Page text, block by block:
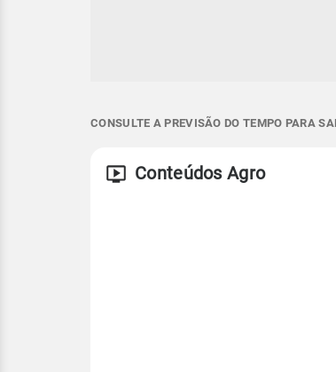
CONSULTE A PREVISÃO DO TEMPO PARA
Conteúdos Agro